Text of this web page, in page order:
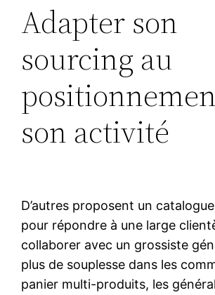
Adapter son
sourcing au
son activité
D’autres proposent un
pour répondre à une large
collaborer avec un grossiste
plus de souplesse dans les
panier multi-produits, les